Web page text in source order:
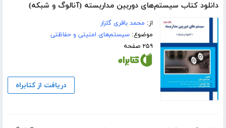
دانلود کتاب سیستم‌های دوربین مداربسته (آنالوگ و شبکه)
از: محمد باقری گلزار
موضوع:سیستم‌های امنیتی و حفاظتی
۲۵۹ صفحه
دریافت از کتابراه